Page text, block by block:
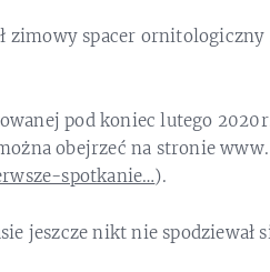
zimowy spacer ornitologiczny
pod koniec lutego
obejrzeć na stronie www.
spotkanie…).
jeszcze nikt nie spodziewał